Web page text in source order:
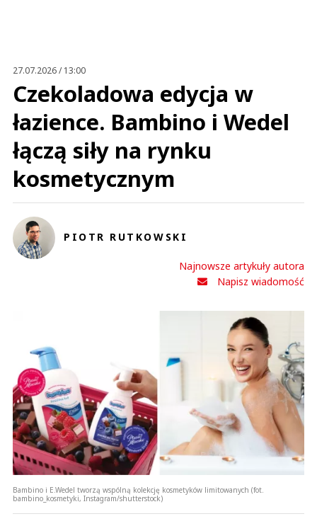
27.07.2026 / 13:00
Czekoladowa edycja w
łazience. Bambino i Wedel
łączą siły na rynku
kosmetycznym
PIOTR RUTKOWSKI
Najnowsze artykuły autora
Napisz wiadomość
Bambino i E.Wedel tworzą wspólną kolekcję kosmetyków limitowanych (fot.
bambino_kosmetyki, Instagram/shutterstock)